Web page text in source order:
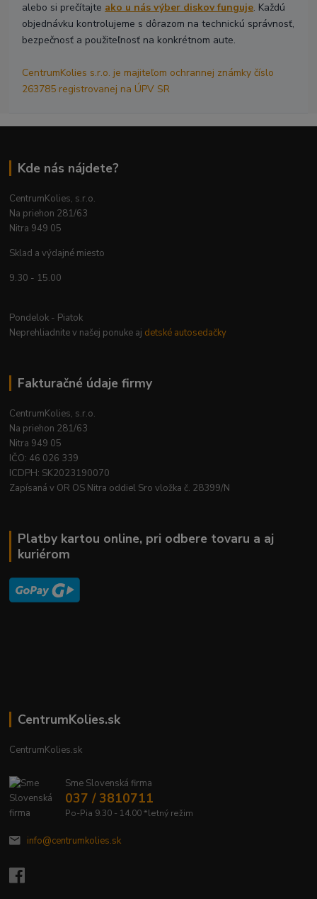
alebo si prečítajte ako u nás výber diskov funguje. Každú
objednávku kontrolujeme s dôrazom na technickú správnosť,
bezpečnosť a použiteľnosť na konkrétnom aute.
CentrumKolies s.r.o. je majiteľom ochrannej známky číslo
263785 registrovanej na ÚPV SR
Kde nás nájdete?
CentrumKolies, s.r.o.
Na priehon 281/63
Nitra 949 05
Sklad a výdajné miesto
9.30 - 15.00
Pondelok - Piatok
Neprehliadnite v našej ponuke aj detské autosedačky
Fakturačné údaje firmy
CentrumKolies, s.r.o.
Na priehon 281/63
Nitra 949 05
IČO: 46 026 339
ICDPH: SK2023190070
Zapísaná v OR OS Nitra oddiel Sro vložka č. 28399/N
Platby kartou online, pri odbere tovaru a aj
kuriérom
CentrumKolies.sk
CentrumKolies.sk
Sme Slovenská firma
037 / 3810711
Po-Pia 9.30 - 14.00 *letný režim
info@centrumkolies.sk